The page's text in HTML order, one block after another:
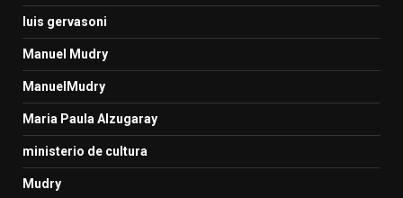
luis gervasoni
Manuel Mudry
ManuelMudry
Maria Paula Alzugaray
ministerio de cultura
Mudry